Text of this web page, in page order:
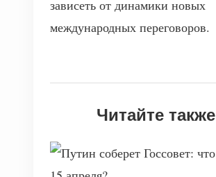
зависеть от динамики новых
международных переговоров.
Читайте также